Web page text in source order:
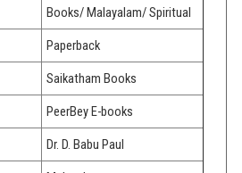
Books/ Malayalam/ Spiritual
Paperback
Saikatham Books
PeerBey E-books
Dr. D. Babu Paul